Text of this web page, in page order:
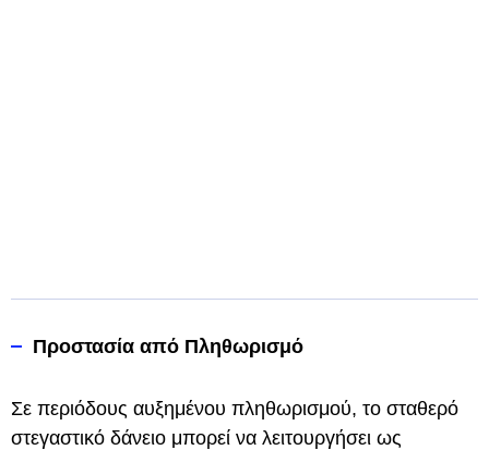
Προστασία από Πληθωρισμό
Σε περιόδους αυξημένου πληθωρισμού, το σταθερό
στεγαστικό δάνειο μπορεί να λειτουργήσει ως